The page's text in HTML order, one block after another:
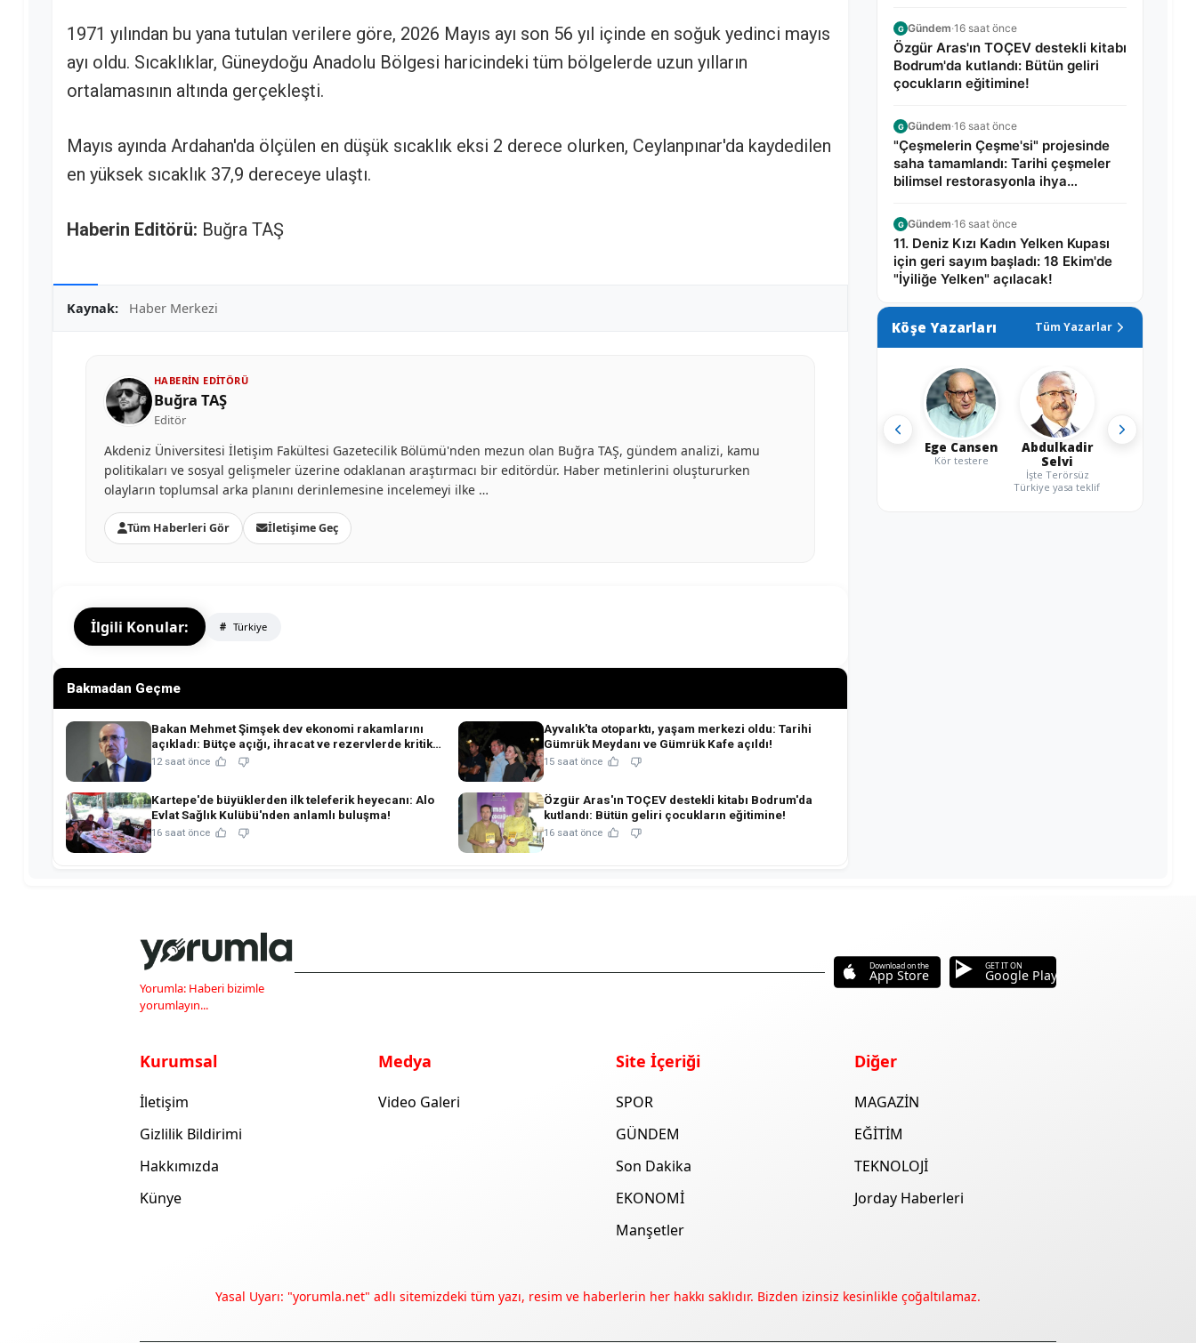
1971 yılından bu yana tutulan verilere göre, 2026 Mayıs ayı son 56 yıl içinde en soğuk yedinci mayıs
ayı oldu. Sıcaklıklar, Güneydoğu Anadolu Bölgesi haricindeki tüm bölgelerde uzun yılların
ortalamasının altında gerçekleşti.
Mayıs ayında Ardahan'da ölçülen en düşük sıcaklık eksi 2 derece olurken, Ceylanpınar'da kaydedilen
en yüksek sıcaklık 37,9 dereceye ulaştı.
Haberin Editörü: Buğra TAŞ
Kaynak: Haber Merkezi
HABERIN EDITÖRÜ
Buğra TAŞ
Editör
Akdeniz Üniversitesi İletişim Fakültesi Gazetecilik Bölümü'nden mezun olan Buğra TAŞ, gündem analizi, kamu
politikaları ve sosyal gelişmeler üzerine odaklanan araştırmacı bir editördür. Haber metinlerini oluştururken
olayların toplumsal arka planını derinlemesine incelemeyi ilke …
Tüm Haberleri Gör İletişime Geç
İlgili Konular: Türkiye
Bakmadan Geçme
Bakan Mehmet Şimşek dev ekonomi rakamlarını
açıkladı: Bütçe açığı, ihracat ve rezervlerde kritik
tablo!
12 saat önce
Ayvalık'ta otoparktı, yaşam merkezi oldu: Tarihi
Gümrük Meydanı ve Gümrük Kafe açıldı!
15 saat önce
Kartepe'de büyüklerden ilk teleferik heyecanı: Alo
Evlat Sağlık Kulübü'nden anlamlı buluşma!
16 saat önce
Özgür Aras'ın TOÇEV destekli kitabı Bodrum'da
kutlandı: Bütün geliri çocukların eğitimine!
16 saat önce
G Gündem·16 saat önce
Özgür Aras'ın TOÇEV destekli kitabı
Bodrum'da kutlandı: Bütün geliri
çocukların eğitimine!
G Gündem·16 saat önce
"Çeşmelerin Çeşme'si" projesinde
saha tamamlandı: Tarihi çeşmeler
bilimsel restorasyonla ihya
G Gündem·16 saat önce
11. Deniz Kızı Kadın Yelken Kupası
için geri sayım başladı: 18 Ekim'de
"İyiliğe Yelken" açılacak!
Köşe Yazarları Tüm Yazarlar
Ege Cansen
Kör testere
Abdulkadir
Selvi
İşte Terörsüz
Türkiye yasa teklifi
Yorumla: Haberi bizimle
yorumlayın...
Download on the
App Store
GET IT ON
Google Play
Kurumsal
İletişim
Gizlilik Bildirimi
Hakkımızda
Künye
Medya
Video Galeri
Site İçeriği
SPOR
GÜNDEM
Son Dakika
EKONOMİ
Manşetler
Diğer
MAGAZİN
EĞİTİM
TEKNOLOJİ
Jorday Haberleri
Yasal Uyarı: "yorumla.net" adlı sitemizdeki tüm yazı, resim ve haberlerin her hakkı saklıdır. Bizden izinsiz kesinlikle çoğaltılamaz.